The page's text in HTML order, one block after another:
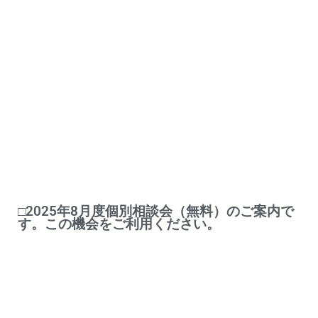
□2025年8月度個別相談会（無料）のご案内で
す。この機会をご利用ください。